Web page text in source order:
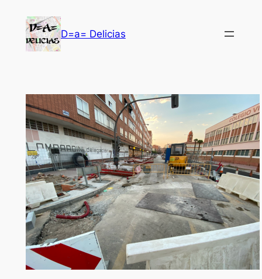
contenido
D=a= Delicias